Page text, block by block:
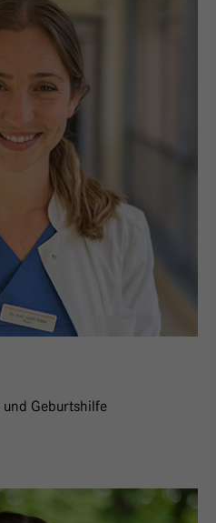
Geburtshilfe